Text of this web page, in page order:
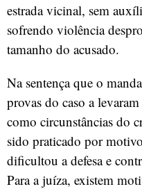
estrada vicinal, sem
sofrendo violência
tamanho do acusado.
Na sentença que o
provas do caso a
como circunstâncias do
sido praticado por
dificultou a defesa e
Para a juíza, existem